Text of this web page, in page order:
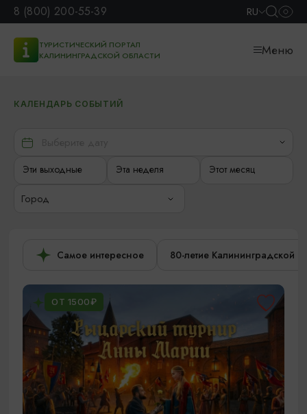
8 (800) 200-55-39 RU
ТУРИСТИЧЕСКИЙ ПОРТАЛ
КАЛИНИНГРАДСКОЙ ОБЛАСТИ
Меню
КАЛЕНДАРЬ СОБЫТИЙ
Эти выходные Эта неделя Этот месяц
Город
Самое интересное 80-летие Калининградской
ОТ 1500₽